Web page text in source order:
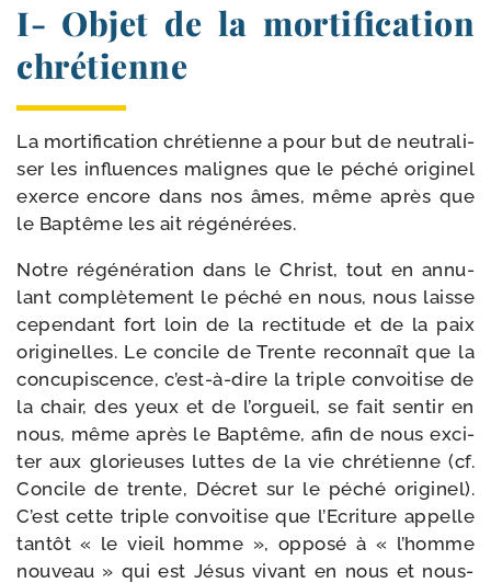
I- Objet de la mortification
chrétienne
La mor­ti­fi­ca­tion chré­tienne a pour but de neu­tra­li­
ser les influences malignes que le péché ori­gi­nel
exerce encore dans nos âmes, même après que
le Baptême les ait régénérées.
Notre régé­né­ra­tion dans le Christ, tout en annu­
lant com­plè­te­ment le péché en nous, nous laisse
cepen­dant fort loin de la rec­ti­tude et de la paix
ori­gi­nelles. Le concile de Trente recon­naît que la
concu­pis­cence, c’est-​à-​dire la triple convoi­tise de
la chair, des yeux et de l’or­gueil, se fait sen­tir en
nous, même après le Baptême, afin de nous exci­
ter aux glo­rieuses luttes de la vie chré­tienne (cf.
Concile de trente, Décret sur le péché ori­gi­nel).
C’est cette triple convoi­tise que l’Ecriture appelle
tan­tôt « le vieil homme », oppo­sé à « l’homme
nou­veau » qui est Jésus vivant en nous et nous-​